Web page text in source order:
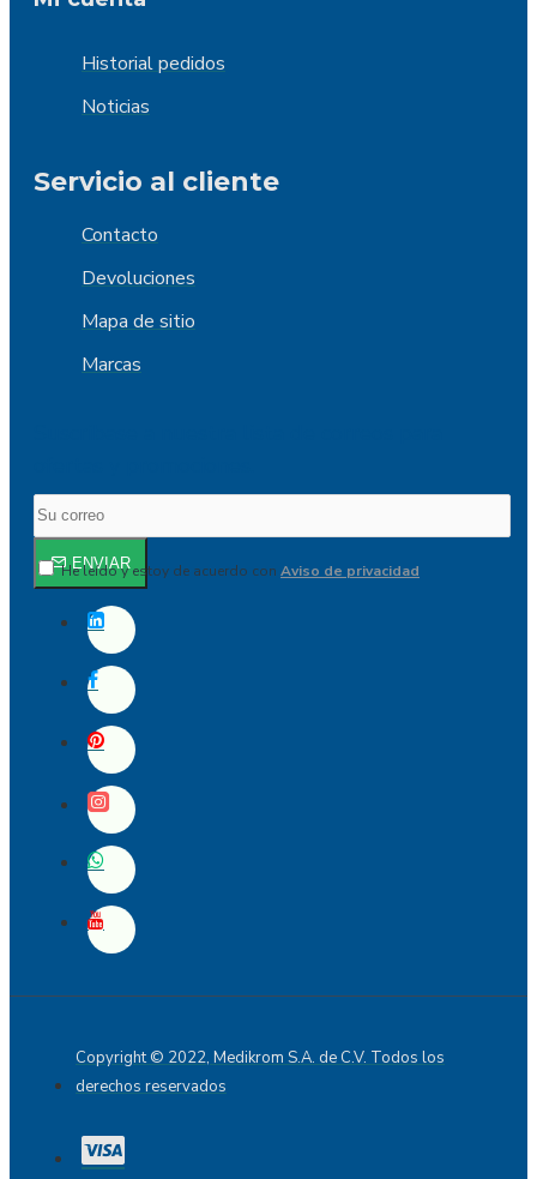
Historial pedidos
Noticias
Servicio al cliente
Contacto
Devoluciones
Mapa de sitio
Marcas
ENVIAR
He leído y estoy de acuerdo con Aviso de privacidad
Copyright © 2022, Medikrom S.A. de C.V. Todos los
derechos reservados